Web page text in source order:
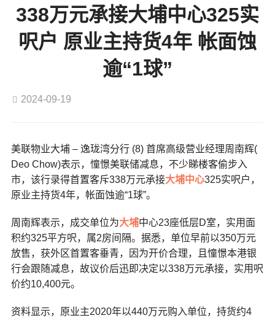
338万元承接大埔中心325实
呎户 原业主持货4年 帐面蚀
逾“1球”
2024-09-19
美联物业大埔 – 逸珑湾分行 (8) 首席高级营业经理周南辉(
Deo Chow)表示，憧憬美联储减息，不少睇楼客偷步入
市，该行录得首置客斥338万元承接大埔中心325实呎户，
原业主持货4年，帐面蚀逾“1球”。
周南辉表示，成交单位为大埔中心23座低层D室，实用面
积约325平方呎，属2房间隔。据悉，单位早前以350万元
放售，获外区首置客垂青，因为开价合理，且憧憬本港银
行会跟随减息，故议价后迅即决定以338万元承接，实用呎
价约10,400元。
资料显示，原业主2020年以440万元购入单位，持货约4